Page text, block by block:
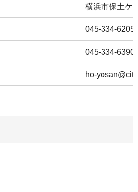
横浜市保土ケ
045-334-6205
045-334-6390
ho-